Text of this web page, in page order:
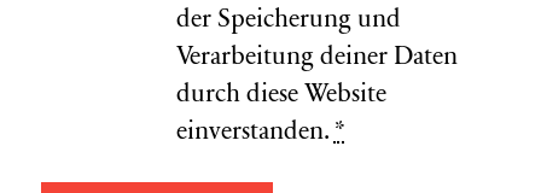
der Speicherung und
Verarbeitung deiner Daten
durch diese Website
einverstanden. *